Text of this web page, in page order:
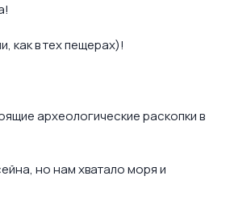
как в тех пещерах)!
археологические раскопки в
но нам хватало моря и